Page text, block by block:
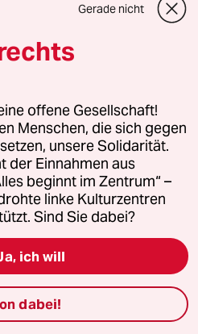
Kreuzberg gar
Objekt, mit dem ich die
erfahren haben,
Ich rede auch mit
ich Ihnen meinen
mit.
Gerade nicht
offene Gesellschaft!
Menschen, die sich gegen
unsere Solidarität.
der Einnahmen aus
beginnt im Zentrum“ –
linke Kulturzentren
Sind Sie dabei?
ich will
dabei!